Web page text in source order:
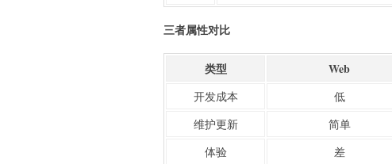
三者属性对比
类型 Web
开发成本 低
维护更新
简单
体验
差